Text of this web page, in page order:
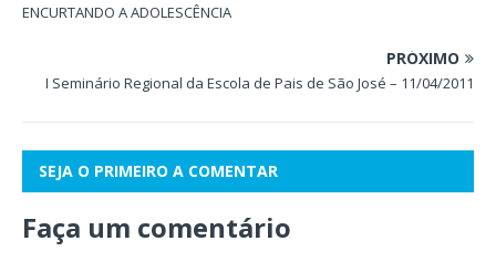
ENCURTANDO A ADOLESCÊNCIA
PRÓXIMO
I Seminário Regional da Escola de Pais de São José – 11/04/2011
SEJA O PRIMEIRO A COMENTAR
Faça um comentário